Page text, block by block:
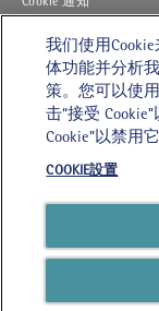
Cookie 通知
法律使用條款(opens in
九龍何文田自由道7號
地下至1樓
©2026 Mars,
我们使用
体功能并分析
策。您可以使
击“接受
Cookie”以禁用
COOKIE設置